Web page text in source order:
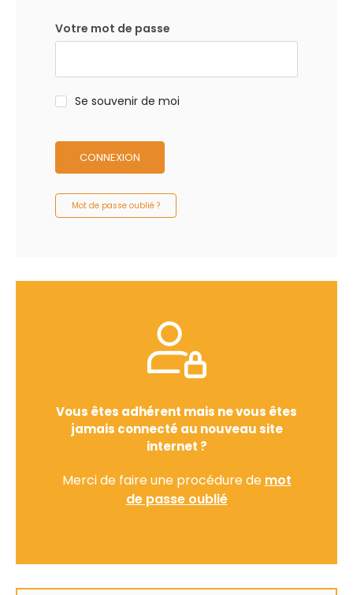
Votre mot de passe
Se souvenir de moi
CONNEXION
Mot de passe oublié ?
Vous êtes adhérent mais ne vous êtes
jamais connecté au nouveau site
internet ?
Merci de faire une procédure de mot
de passe oublié